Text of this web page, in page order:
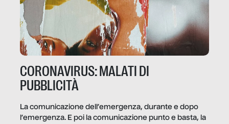
CORONAVIRUS: MALATI DI
PUBBLICITÀ
La comunicazione dell’emergenza, durante e dopo
l’emergenza. E poi la comunicazione punto e basta, la